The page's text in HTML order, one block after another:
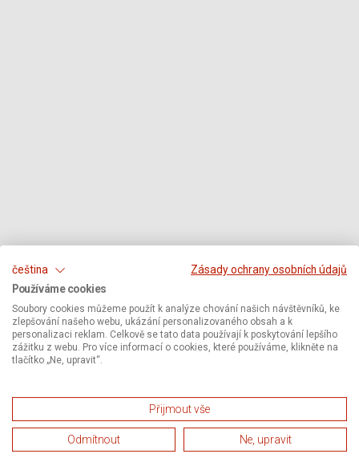
čeština
Zásady ochrany osobních údajů
Používáme cookies
Soubory cookies můžeme použít k analýze chování našich návštěvníků, ke
zlepšování našeho webu, ukázání personalizovaného obsah a k
personalizaci reklam. Celkově se tato data používají k poskytování lepšího
zážitku z webu. Pro více informací o cookies, které používáme, klikněte na
tlačítko „Ne, upravit“.
Přijmout vše
Odmítnout Ne, upravit